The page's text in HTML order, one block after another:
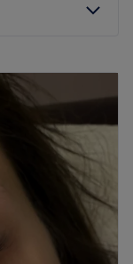
09:00
09:00–20:00
– 20:00
09:00
20:00
09:00
20:00
Geschlossen
professionelle
du dich